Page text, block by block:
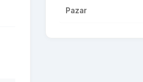
Pazar